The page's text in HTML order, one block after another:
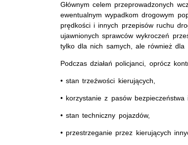
Głównym celem przeprowadzonych
ewentualnym wypadkom drogowym
prędkości i innych przepisów ruchu
ujawnionych sprawców wykroczeń
tylko dla nich samych, ale również dla
Podczas działań policjanci, oprócz
• stan trzeźwości kierujących,
• korzystanie z pasów
• stan techniczny pojazdów,
• przestrzeganie przez kierujących